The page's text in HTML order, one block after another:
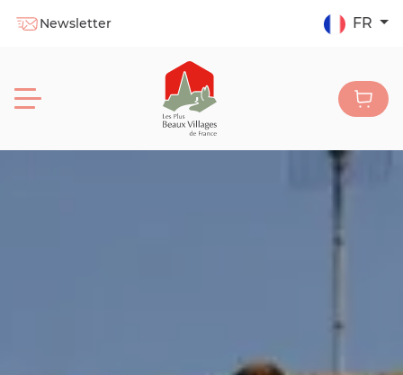
Newsletter FR